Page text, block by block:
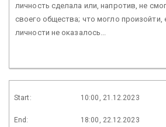
личность сделала или, напротив, не
своего общества; что могло произойти,
личности не оказалось...
Start: 10:00, 21.12.2023
End: 18:00, 22.12.2023